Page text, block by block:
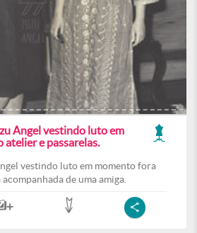
Angel vestindo luto em
atelier e passarelas.
vestindo luto em momento fora
de uma amiga.